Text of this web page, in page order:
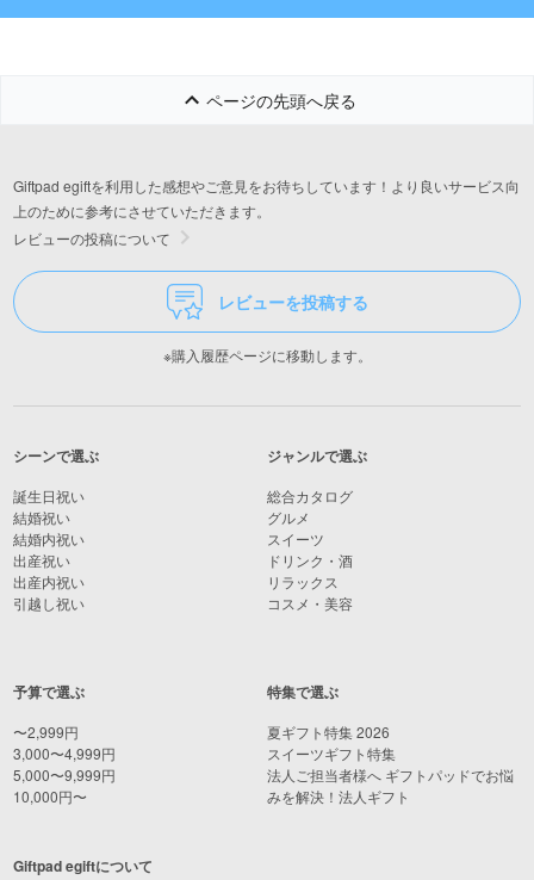
ページの先頭へ戻る
Giftpad egiftを利用した感想やご意見をお待ちしています！より良いサービス向
上のために参考にさせていただきます。
レビューの投稿について
レビューを投稿する
※購入履歴ページに移動します。
シーンで選ぶ
誕生日祝い
結婚祝い
結婚内祝い
出産祝い
出産内祝い
引越し祝い
予算で選ぶ
〜2,999円
3,000〜4,999円
5,000〜9,999円
10,000円〜
ジャンルで選ぶ
総合カタログ
グルメ
スイーツ
ドリンク・酒
リラックス
コスメ・美容
特集で選ぶ
夏ギフト特集 2026
スイーツギフト特集
法人ご担当者様へ ギフトパッドでお悩
みを解決！法人ギフト
Giftpad egiftについて